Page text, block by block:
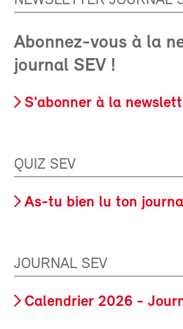
Abonnez-vous à la
journal SEV !
S'abonner à la
QUIZ SEV
As-tu bien lu ton
JOURNAL SEV
Calendrier 2026 -